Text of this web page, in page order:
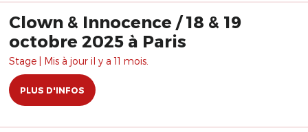
Clown & Innocence / 18 & 19
octobre 2025 à Paris
Stage | Mis à jour il y a 11 mois.
PLUS D'INFOS